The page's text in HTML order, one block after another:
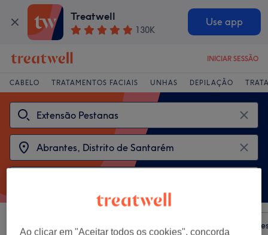
Treatwell
130K
Use app
INICIAR SESSÃO
CABELO TRATAMENTOS FACIAIS UNHAS DEPILAÇÃO
Qualquer preço Salões Ofertas
Ao clicar em "Aceitar todos os cookies", concorda